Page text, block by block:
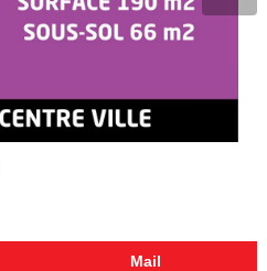
Mail